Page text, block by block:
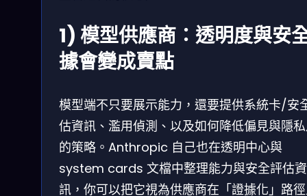
1) 模型供應商：透明度與安
據會變成賣點
模型端不只要展示能力，還要提供系統卡/安
估資訊、濫用偵測、以及如何降低偏見與隱
的策略。Anthropic 自己也在透明中心與
system cards 文檔中整理能力與安全評估資
訊，你可以把它視為供應商在「證據化」路